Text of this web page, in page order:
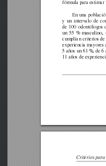
fórmula para estimar
En una
y un intervalo de
de 100 odontólogos
un 55 % masculino,
cumplían criterios de
experiencia mayores
5 años un 61 %, de 6
11 años de
Criterios para